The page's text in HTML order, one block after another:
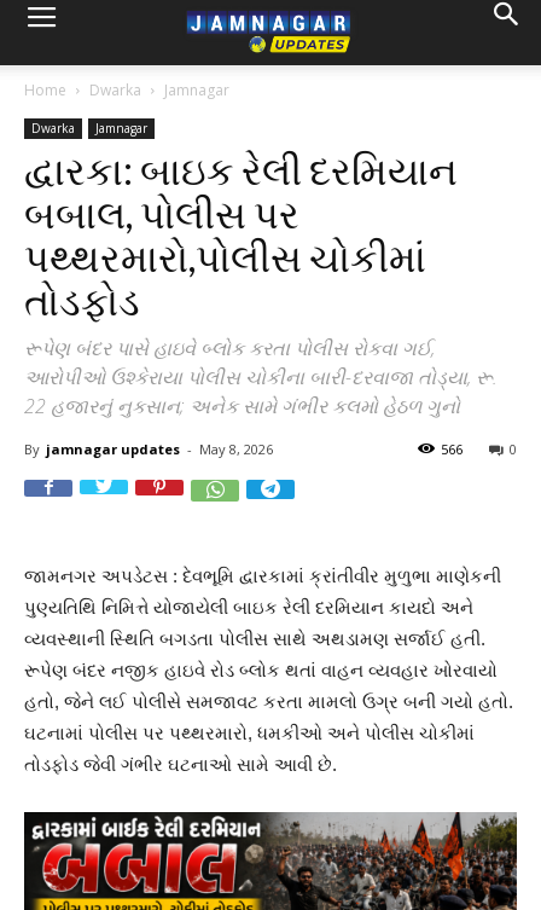
Home Dwarka Jamnagar
Dwarka Jamnagar
દ્વારકા: બાઇક રેલી દરમિયાન
બબાલ, પોલીસ પર
પથ્થરમારો,પોલીસ ચોકીમાં
તોડફોડ
રૂપેણ બંદર પાસે હાઇવે બ્લોક કરતા પોલીસ રોકવા ગઈ,
આરોપીઓ ઉશ્કેરાયા પોલીસ ચોકીના બારી-દરવાજા તોડ્યા, રૂ.
22 હજારનું નુકસાન; અનેક સામે ગંભીર કલમો હેઠળ ગુનો
By jamnagar updates - May 8, 2026 0
566
જામનગર અપડેટસ : દેવભૂમિ દ્વારકામાં ક્રાંતીવીર મુળુભા માણેકની
પુણ્યતિથિ નિમિત્તે યોજાયેલી બાઇક રેલી દરમિયાન કાયદો અને
વ્યવસ્થાની સ્થિતિ બગડતા પોલીસ સાથે અથડામણ સર્જાઈ હતી.
રૂપેણ બંદર નજીક હાઇવે રોડ બ્લોક થતાં વાહન વ્યવહાર ખોરવાયો
હતો, જેને લઈ પોલીસે સમજાવટ કરતા મામલો ઉગ્ર બની ગયો હતો.
ઘટનામાં પોલીસ પર પથ્થરમારો, ધમકીઓ અને પોલીસ ચોકીમાં
તોડફોડ જેવી ગંભીર ઘટનાઓ સામે આવી છે.